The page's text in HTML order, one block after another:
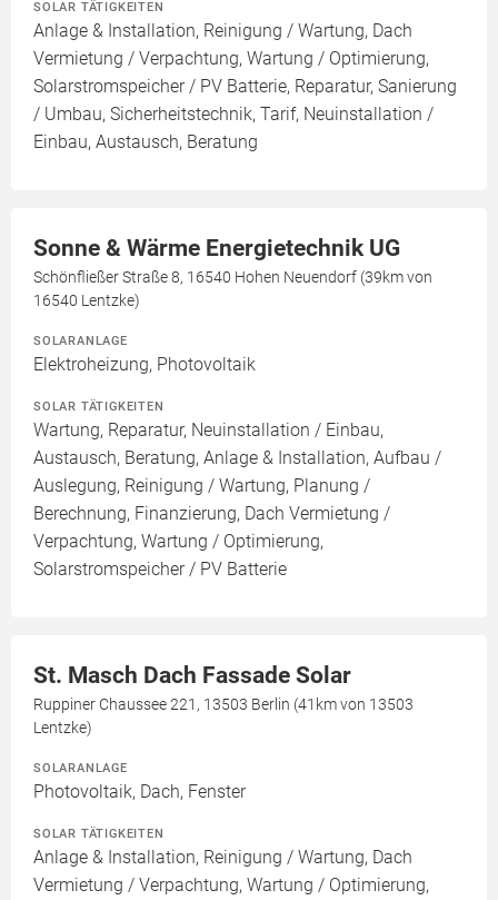
SOLAR TÄTIGKEITEN
Anlage & Installation, Reinigung / Wartung, Dach
Vermietung / Verpachtung, Wartung / Optimierung,
Solarstromspeicher / PV Batterie, Reparatur, Sanierung
/ Umbau, Sicherheitstechnik, Tarif, Neuinstallation /
Einbau, Austausch, Beratung
Sonne & Wärme Energietechnik UG
Schönfließer Straße 8, 16540 Hohen Neuendorf (39km von
16540 Lentzke)
SOLARANLAGE
Elektroheizung, Photovoltaik
SOLAR TÄTIGKEITEN
Wartung, Reparatur, Neuinstallation / Einbau,
Austausch, Beratung, Anlage & Installation, Aufbau /
Auslegung, Reinigung / Wartung, Planung /
Berechnung, Finanzierung, Dach Vermietung /
Verpachtung, Wartung / Optimierung,
Solarstromspeicher / PV Batterie
St. Masch Dach Fassade Solar
Ruppiner Chaussee 221, 13503 Berlin (41km von 13503
Lentzke)
SOLARANLAGE
Photovoltaik, Dach, Fenster
SOLAR TÄTIGKEITEN
Anlage & Installation, Reinigung / Wartung, Dach
Vermietung / Verpachtung, Wartung / Optimierung,